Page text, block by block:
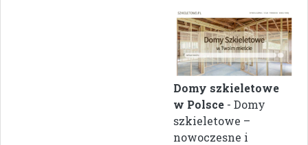
Domy szkieletowe
w Polsce - Domy
szkieletowe –
nowoczesne i